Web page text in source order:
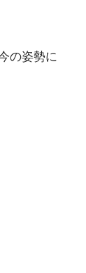
の姿勢に